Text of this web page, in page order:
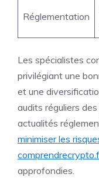
Réglementation
Les spécialistes
privilégiant une
et une
audits réguliers
actualités
minimiser les
approfondies.